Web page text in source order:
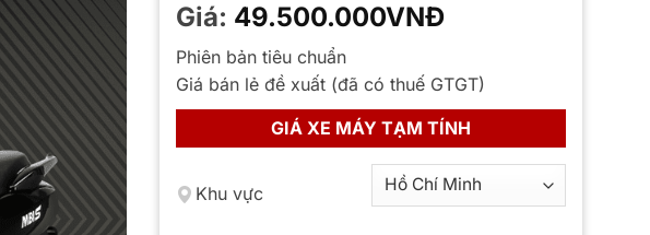
Phiên bản tiêu chuẩn
Giá bán lẻ đề xuất (đã có thuế GTGT)
GIÁ XE MÁY TẠM TÍNH
Khu vực
Giá: 49.500.000VNĐ